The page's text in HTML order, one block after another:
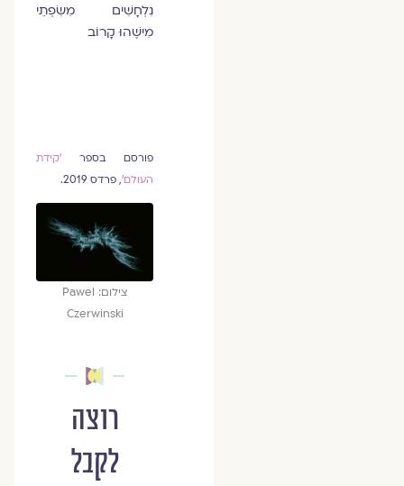
נִלְחָשִׁים מִשִּׂפְתֵי
מִישֶׁהוּ קָרוֹב
פורסם בספר
'קידת
העולם', פרדס 2019.
צילום: Pawel
Czerwinski
רוצה
לקבל